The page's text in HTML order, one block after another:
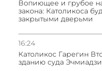
Вопиющее и грубое
закона: Католикоса
закрытыми дверьми
16:24
Католикос Гарегин
зданию суда